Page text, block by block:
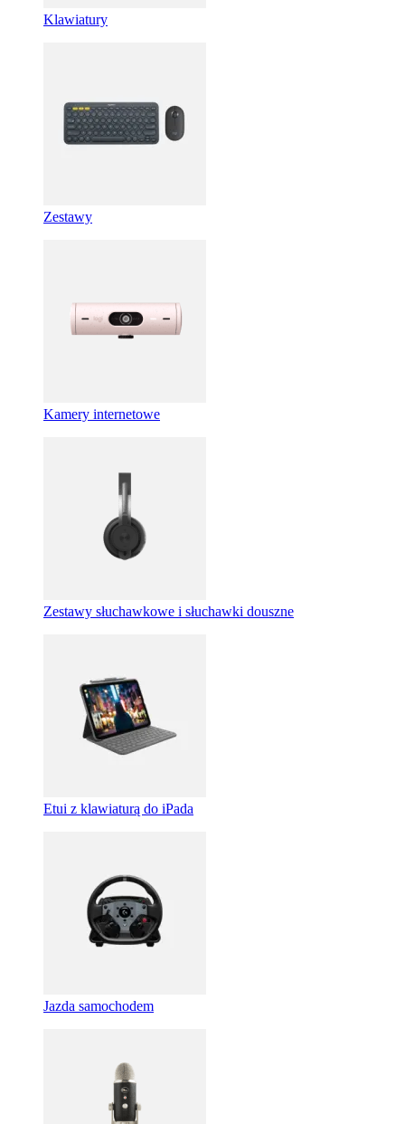
Klawiatury
Zestawy
Kamery internetowe
Zestawy słuchawkowe i słuchawki douszne
Etui z klawiaturą do iPada
Jazda samochodem